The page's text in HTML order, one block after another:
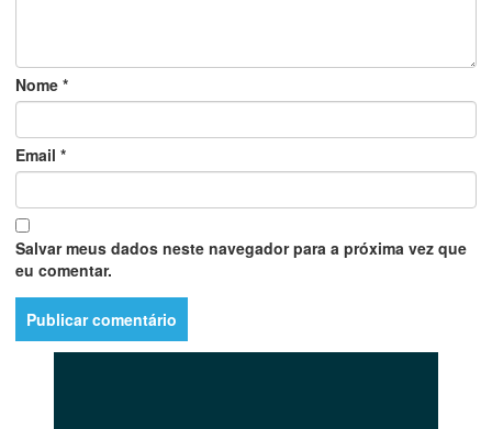
Nome *
Email *
Salvar meus dados neste navegador para a próxima vez que
eu comentar.